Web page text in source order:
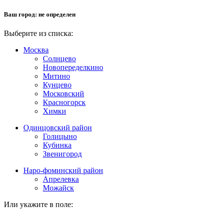
Ваш город: не определен
Выберите из списка:
Москва
Солнцево
Новопеределкино
Митино
Кунцево
Московский
Красногорск
Химки
Одинцовский район
Голицыно
Кубинка
Звенигород
Наро-фоминский район
Апрелевка
Можайск
Или укажите в поле: